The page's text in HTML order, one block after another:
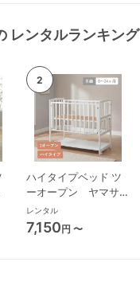
レンタルランキング
ハイタイプベッド ツ
ーオープン ヤマサキ
(Yamasaki) レギュラ
ーサイズベビーベッド
レンタル
7,150円 〜